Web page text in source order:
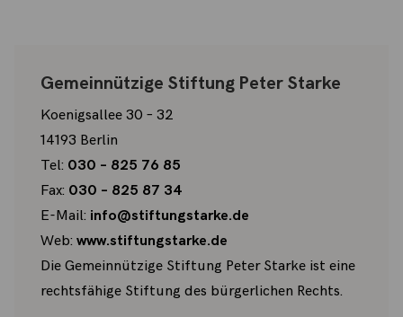
Gemeinnützige Stiftung Peter Starke
Koenigsallee 30 – 32
14193 Berlin
Tel: 030 – 825 76 85
Fax: 030 – 825 87 34
E-Mail: info@stiftungstarke.de
Web:www.stiftungstarke.de
Die Gemeinnützige Stiftung Peter Starke ist eine
rechtsfähige Stiftung des bürgerlichen Rechts.